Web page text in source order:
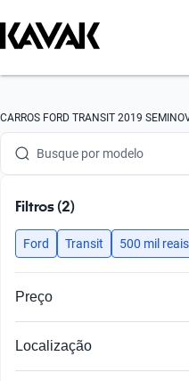
CARROS FORD TRANSIT 2019
Busque por marca
Busque por modelo
Busque por ano
Busque por marca
Busque por versão
Filtros (2)
Ford Transit 500 mil reais
Preço
Localização